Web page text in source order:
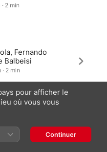
2 min
Fernando
Balbeisi
2 min
2 min
pour afficher le
où vous vous
Continuer